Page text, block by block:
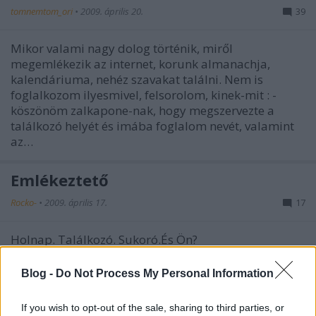
Blog - Do Not Process My Personal Information
If you wish to opt-out of the sale, sharing to third parties, or
tomnemtom_ori • 2009. április 20. 39
Mikor valami nagy dolog történik, miről
megemlékezik az internet, korunk almanachja,
kalendáriuma, nehéz szavakat találni. Nem is
foglalkozom ilyesmivel, felsorolom, kinek-mit : -
köszönöm zalkapone-nak, hogy megszervezte a
találkozó helyét és imába foglalom nevét, valamint
az…
Emlékeztető
Rocko- • 2009. április 17. 17
Holnap. Találkozó. Sukoró.És Ön?
Így feküdtünk a hóban